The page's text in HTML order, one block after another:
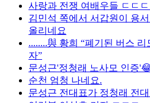
사랑과 전쟁 여배우들 ㄷㄷ
김민석 쪽에서 서갑원이 용
올리네요
........與 황희 “폐기된 버스
자”
문성근'정청래 노사모 인증
순천 엄청 나네요.
문성근 전대표가 정청래 전